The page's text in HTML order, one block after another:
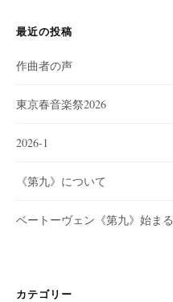
最近の投稿
作曲者の声
東京春音楽祭2026
2026-1
《第九》について
ベートーヴェン《第九》始まる
カテゴリー